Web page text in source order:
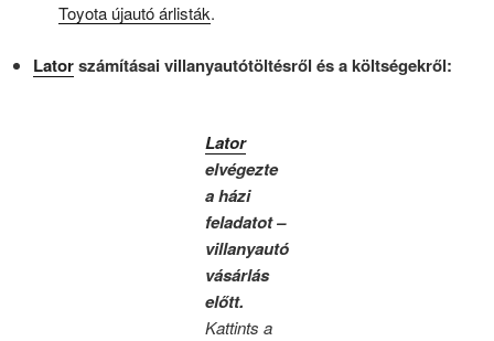
Toyota újautó árlisták.
Latorszámításai villanyautótöltésről és a költségekről:
Lator
elvégezte
a házi
feladatot –
villanyautó
vásárlás
előtt.
Kattints a